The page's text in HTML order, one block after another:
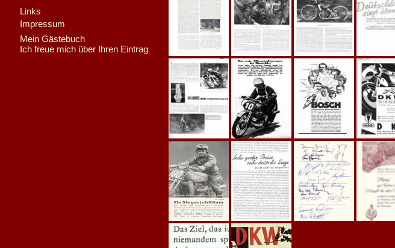
Links
Impressum
Mein Gästebuch
Ich freue mich über Ihren Eintrag